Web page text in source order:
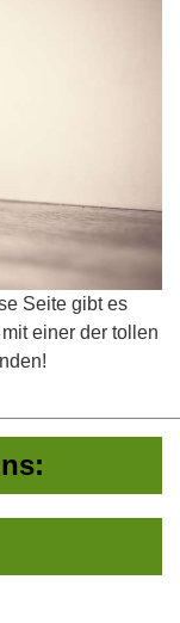
Seite gibt es
einer der tollen